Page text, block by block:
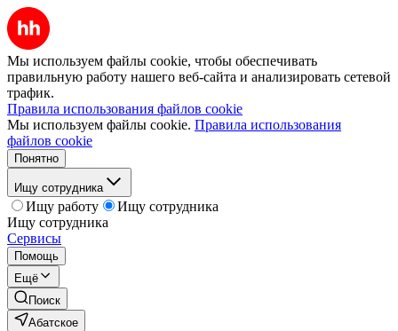
Мы используем файлы cookie, чтобы обеспечивать
правильную работу нашего веб-сайта и анализировать сетевой
трафик.
Правила использования файлов cookie
Мы используем файлы cookie. Правила использования
файлов cookie
Понятно
Ищу сотрудника
Ищу работу
Ищу сотрудника
Ищу сотрудника
Сервисы
Помощь
Ещё
Поиск
Абатское